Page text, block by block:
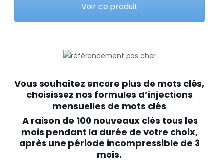
Voir ce produit
Vous souhaitez encore plus de mots clés,
choisissez nos formules d’injections
mensuelles de mots clés
A raison de 100 nouveaux clés tous les
mois pendant la durée de votre choix,
après une période incompressible de 3
mois.